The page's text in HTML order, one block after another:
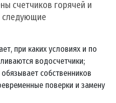
счетчиков горячей и
следующие
при каких условиях и по
водосчетчики;
собственников
поверки и замену